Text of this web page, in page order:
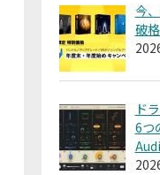
今
破
ド
6つ